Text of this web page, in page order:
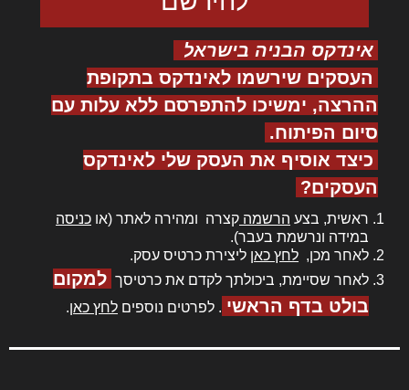
אינדקס הבניה בישראל
העסקים שירשמו לאינדקס בתקופת
ההרצה, ימשיכו להתפרסם ללא עלות עם
סיום הפיתוח.
כיצד אוסיף את העסק שלי לאינדקס
העסקים?
ראשית, בצע הרשמה קצרה ומהירה לאתר (או כניסה
במידה ונרשמת בעבר).
לאחר מכן, לחץ כאן ליצירת כרטיס עסק.
לאחר שסיימת, ביכולתך לקדם את כרטיסך למקום
בולט בדף הראשי . לפרטים נוספים לחץ כאן.